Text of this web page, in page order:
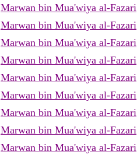
Marwan bin Mua'wiya al-Fazari
Marwan bin Mua'wiya al-Fazari
Marwan bin Mua'wiya al-Fazari
Marwan bin Mua'wiya al-Fazari
Marwan bin Mua'wiya al-Fazari
Marwan bin Mua'wiya al-Fazari
Marwan bin Mua'wiya al-Fazari
Marwan bin Mua'wiya al-Fazari
Marwan bin Mua'wiya al-Fazari